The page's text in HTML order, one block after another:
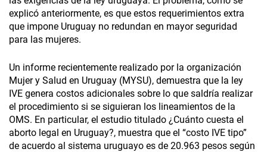
explicó anteriormente, es que estos requerimientos extra
que impone Uruguay no redundan en mayor seguridad
para las mujeres.
Un informe recientemente realizado por la organización
Mujer y Salud en Uruguay (MYSU), demuestra que la ley
IVE genera costos adicionales sobre lo que saldría realizar
el procedimiento si se siguieran los lineamientos de la
OMS. En particular, el estudio titulado ¿Cuánto cuesta el
aborto legal en Uruguay?, muestra que el “costo IVE tipo”
de acuerdo al sistema uruguayo es de 20.963 pesos según